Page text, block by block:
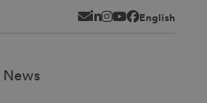
News
Newsletter
LinkedIn
Instagram
YouTube
Facebook
English